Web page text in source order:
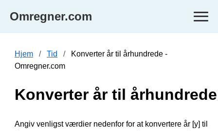
Omregner.com
Hjem Tid
Konverter år til århundrede -
Omregner.com
Konverter år til århundrede
Angiv venligst værdier nedenfor for at konvertere år [y] til